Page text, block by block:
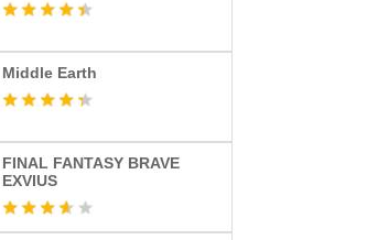
Middle Earth
FINAL FANTASY BRAVE
EXVIUS